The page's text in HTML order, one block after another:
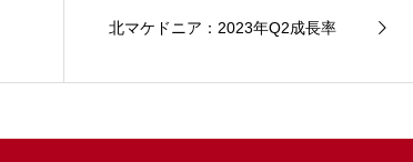
北マケドニア：2023年Q2成長率